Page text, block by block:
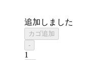
追加しました
カゴ追加
-
1